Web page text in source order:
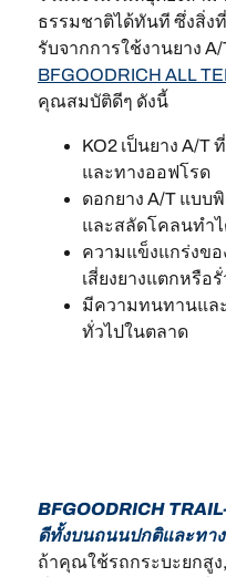
ธรรมชาติได้ทันที ซึ่งสิ่ง
รับจากการใช้งานยาง
BFGOODRICH ALL
คุณสมบัติดีๆ ดังนี้
KO2 เป็นยาง A/T
และทางออฟโรด
ดอกยาง A/T แบบ
และสลัดโคลนทำ
ความแข็งแกร่งขอ
เสี่ยงยางแตกหรือ
มีความทนทานแล
ทั่วไปในตลาด
BFGOODRICH
ดีทั้งบนถนนปกติและทา
ถ้าคุณใช้รถกระบะยกสูง,